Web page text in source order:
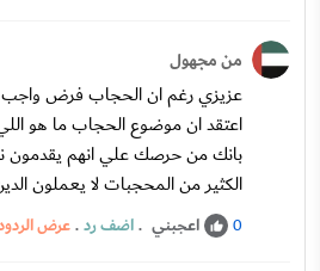
من مجهول
عزيزي رغم ان الحجاب فرض
اعتقد ان موضوع الحجاب ما هو
بانك من حرصك علي انهم يقدمون
الكثير من المحجبات لا يعملون
0 اعجبني .اضف رد.عرض